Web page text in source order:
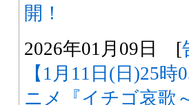
開！
2026年01月09日 [
【1月11日(日)25
ニメ『イチゴ哀歌